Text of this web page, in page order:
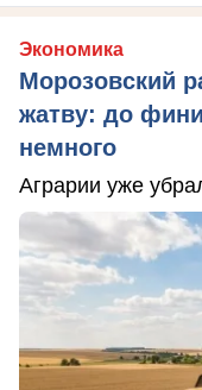
Экономика
Морозовский
жатву: до
немного
Аграрии уже